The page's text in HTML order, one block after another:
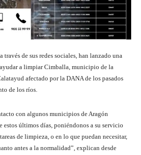
través de sus redes sociales, han lanzado una
a limpiar Cimballa, municipio de la
afectado por la DANA de los pasados
de los ríos.
con algunos municipios de Aragón
estos últimos días, poniéndonos a su servicio
de limpieza, o en lo que puedan necesitar,
antes a la normalidad”, explican desde